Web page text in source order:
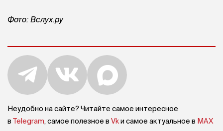
Фото: Вслух.ру
Неудобно на сайте? Читайте самое интересное
в Telegram, самое полезное в Vkи самое актуальное в MAX